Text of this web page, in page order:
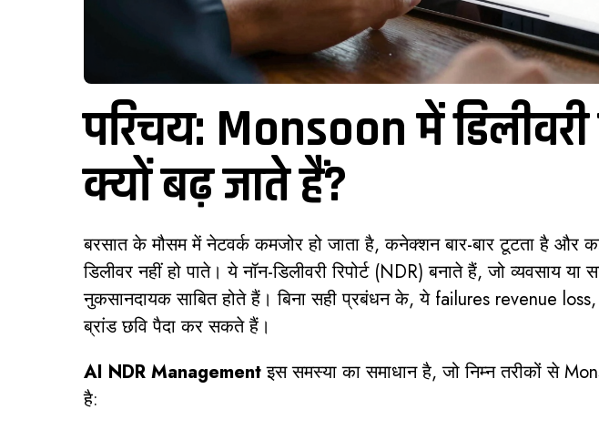
परिचय: Monsoon में
क्यों बढ़ जाते हैं?
बरसात के मौसम में नेटवर्क कमजोर हो जाता है, कनेक्शन बार-बार टूटता है और
डिलीवर नहीं हो पाते। ये नॉन-डिलीवरी रिपोर्ट (NDR) बनाते हैं, जो व्यवसाय या
नुकसानदायक साबित होते हैं। बिना सही प्रबंधन के, ये failures revenue
ब्रांड छवि पैदा कर सकते हैं।
AI NDR Managementइस समस्या का समाधान है, जो निम्न तरीकों से
है: